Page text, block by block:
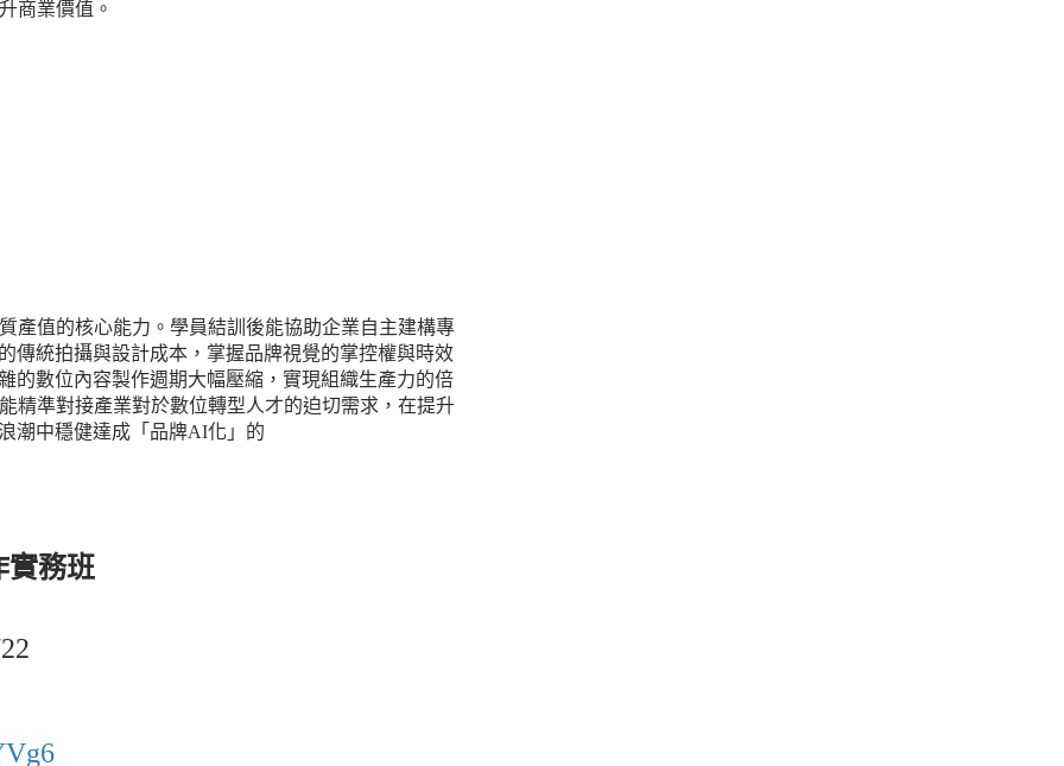
商業價值。
產值的核心能力。學員結訓後能協助企業自主建構專
傳統拍攝與設計成本，掌握品牌視覺的掌控權與時效
的數位內容製作週期大幅壓縮，實現組織生產力的倍
精準對接產業對於數位轉型人才的迫切需求，在提升
潮中穩健達成「品牌AI化」的
實務班